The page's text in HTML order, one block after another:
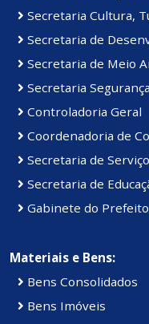
Secretaria Cultura,
Secretaria de
Secretaria de Meio
Secretaria
Controladoria Geral
Coordenadoria de
Secretaria de
Secretaria de
Gabinete do Prefeito
Materiais e Bens:
Bens Consolidados
Bens Imóveis